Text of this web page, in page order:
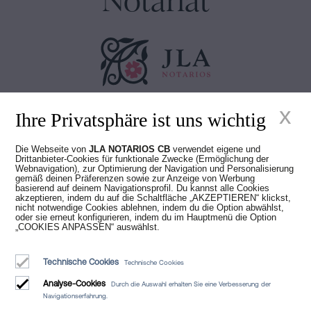
Luis Alberto Álvarez Moreno
Dienstleistungen
Blog
Wer wir sind
Cookie-Richtlinie
Manifest
Ihre Privatsphäre ist uns wichtig
Die Webseite vonJLA NOTARIOS CB verwendet eigene und
Drittanbieter-Cookies für funktionale Zwecke (Ermöglichung der
Webnavigation), zur Optimierung der Navigation und Personalisierung
gemäß deinen Präferenzen sowie zur Anzeige von Werbung
basierend auf deinem Navigationsprofil. Du kannst alle Cookies
akzeptieren, indem du auf die Schaltfläche „AKZEPTIEREN“ klickst,
nicht notwendige Cookies ablehnen, indem du die Option abwählst,
oder sie erneut konfigurieren, indem du im Hauptmenü die Option
„COOKIES ANPASSEN“ auswählst.
Technische Cookies Technische Cookies
Analyse-Cookies
Durch die Auswahl erhalten Sie eine Verbesserung der
Navigationserfahrung.
x